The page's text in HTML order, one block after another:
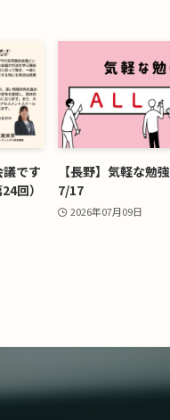
議です
回）
【長野】気軽な勉
7/17
2026年07月09日